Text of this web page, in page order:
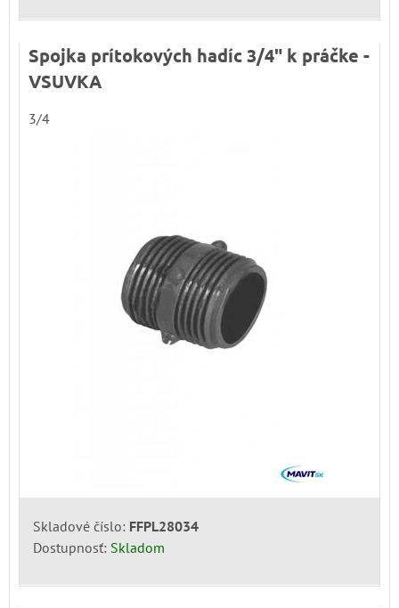
Spojka prítokových hadíc 3/4" k práčke -
VSUVKA
3/4
Skladové číslo: FFPL28034
Dostupnosť: Skladom